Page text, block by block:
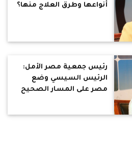
أنواعها وطرق العلاج منها؟
رئيس جمعية مصر الأمل:
الرئيس السيسي وضع
مصر على المسار الصحيح